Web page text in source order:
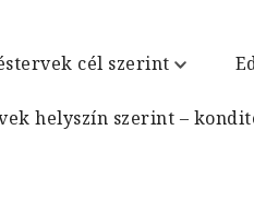
cél szerint
helyszín szerint –